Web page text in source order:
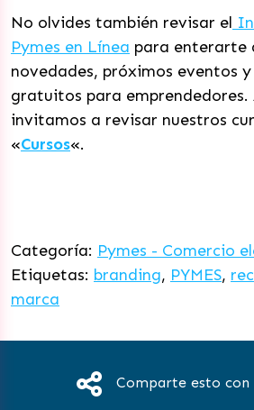
No olvides también revisar el
Pymes en Línea para enterarte
novedades, próximos eventos y
gratuitos para emprendedores.
invitamos a revisar nuestros
«Cursos«.
Categoría: Pymes - Comercio
Etiquetas: branding, PYMES,
marca
Comparte esto con